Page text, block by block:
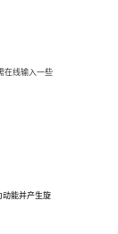
在线输入一些
动能并产生旋